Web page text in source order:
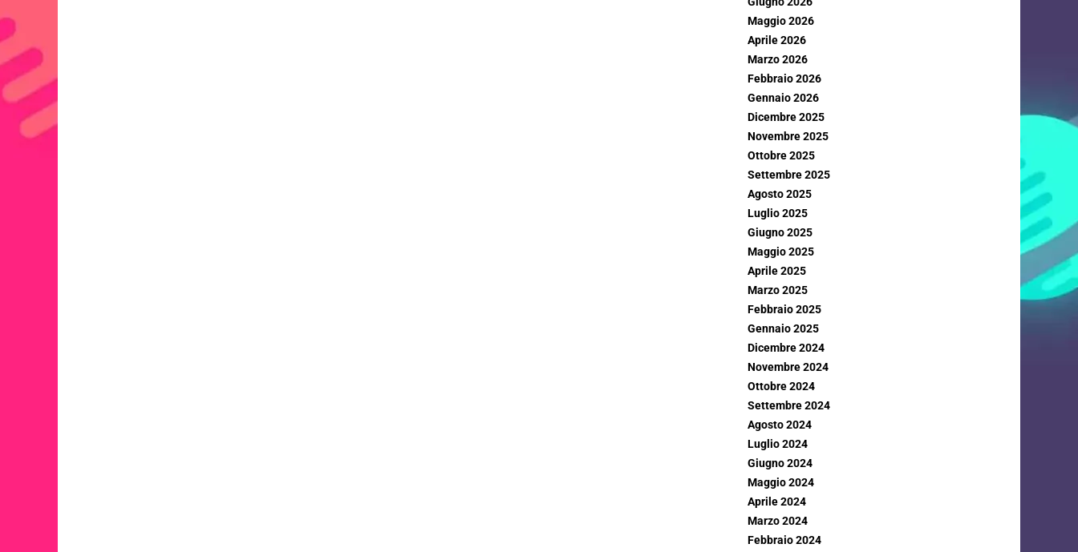
Maggio 2026
Aprile 2026
Marzo 2026
Febbraio 2026
Gennaio 2026
Dicembre 2025
Novembre 2025
Ottobre 2025
Settembre 2025
Agosto 2025
Luglio 2025
Giugno 2025
Maggio 2025
Aprile 2025
Marzo 2025
Febbraio 2025
Gennaio 2025
Dicembre 2024
Novembre 2024
Ottobre 2024
Settembre 2024
Agosto 2024
Luglio 2024
Giugno 2024
Maggio 2024
Aprile 2024
Marzo 2024
Febbraio 2024